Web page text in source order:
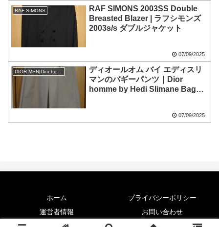
RAF SIMONS
RAF SIMONS 2003SS Double
Breasted Blazer | ラフシモンズ
2003s/s ダブルジャケット
07/09/2025
DIOR MEN|Dior homme
ディオールオム バイ エディスリ
マンのバギーパンツ｜Dior
homme by Hedi Slimane Baggy
07/09/2025
ホーム
プライバシーポリシー
運営者情報
お問い合わせ